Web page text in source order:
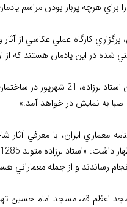
هرچه پربار بودن مراسم يادمان
كارگاه عملي عكاسي از
هستند كه از اول تا 21 شهريور برگزار
چتر فيروزه خاطر نشان كرد:
به نمايش در خواهد آمد.»
ايران، با معرفي آثار
مسجد اعظم قم، مسجد امام